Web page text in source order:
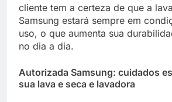
cliente tem a certeza de que a
Samsung estará sempre em
uso, o que aumenta sua
no dia a dia.
Autorizada Samsung: cuidados
sua lava e seca e lavadora